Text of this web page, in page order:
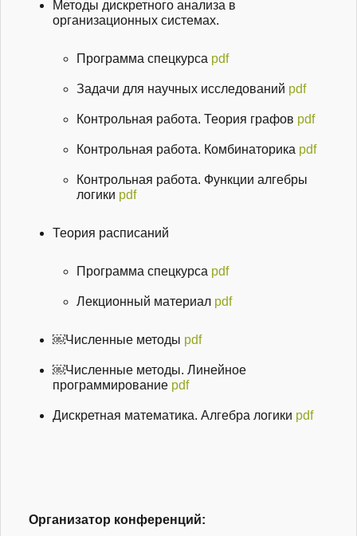
Методы дискретного анализа в
организационных системах.
Программа спецкурса pdf
Задачи для научных исследований pdf
Контрольная работа. Теория графов pdf
Контрольная работа. Комбинаторика pdf
Контрольная работа. Функции алгебры
логики pdf
Теория расписаний
Программа спецкурса pdf
Лекционный материал pdf
￼Численные методы pdf
￼Численные методы. Линейное
программирование pdf
Дискретная математика. Алгебра логики pdf
Организатор конференций: